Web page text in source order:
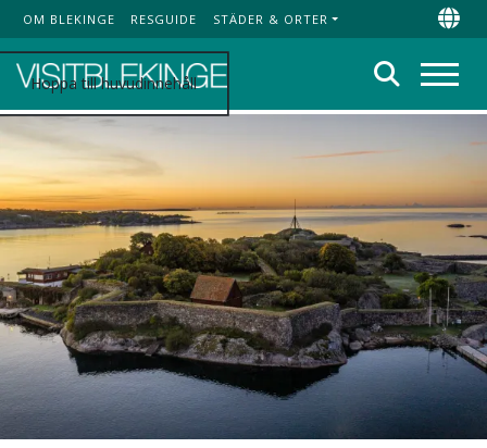
Hoppa till huvudinnehåll
Top Menu
OM BLEKINGE RESGUIDE STÄDER & ORTER
Sök